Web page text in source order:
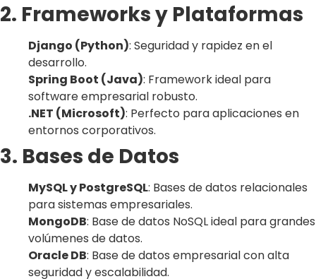
2. Frameworks y Plataformas
Django (Python): Seguridad y rapidez en el
desarrollo.
Spring Boot (Java): Framework ideal para
software empresarial robusto.
.NET (Microsoft): Perfecto para aplicaciones en
entornos corporativos.
3. Bases de Datos
MySQL y PostgreSQL: Bases de datos relacionales
para sistemas empresariales.
MongoDB: Base de datos NoSQL ideal para grandes
volúmenes de datos.
Oracle DB: Base de datos empresarial con alta
seguridad y escalabilidad.